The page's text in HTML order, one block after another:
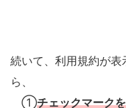
続いて、利用規約が
ら、
①チェックマーク